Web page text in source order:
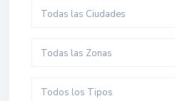
Todas las Ciudades
Todas las Zonas
Todos los Tipos